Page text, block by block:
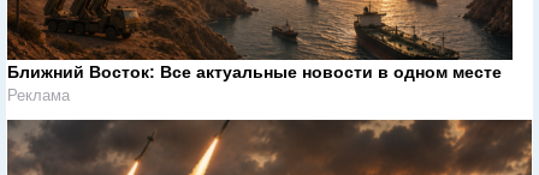
Ближний Восток: Все актуальные новости в одном месте
Реклама